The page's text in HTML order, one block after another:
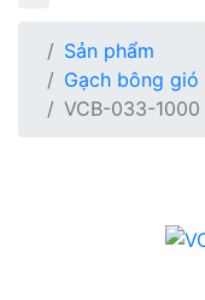
Sản phẩm
Gạch bông
VCB-033-1000